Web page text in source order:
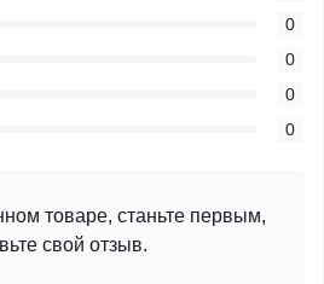
0
0
0
0
товаре, станьте первым,
свой отзыв.